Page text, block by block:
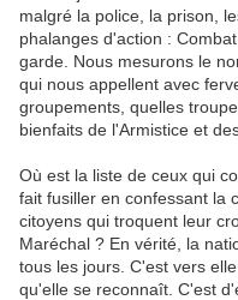
malgré la police, la prison,
phalanges d'action :
garde. Nous mesurons le
qui nous appellent avec
groupements, quelles
bienfaits de l'Armistice et
Où est la liste de ceux qui
fait fusiller en confessant la
citoyens qui troquent leur
Maréchal ? En vérité, la
tous les jours. C'est vers
qu'elle se reconnaît. C'est